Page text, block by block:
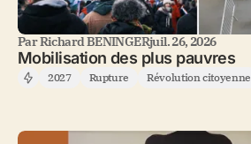
ParRichard BENINGERjuil. 26, 2026
Mobilisation des plus pauvres
2027 Rupture Révolution citoyenne